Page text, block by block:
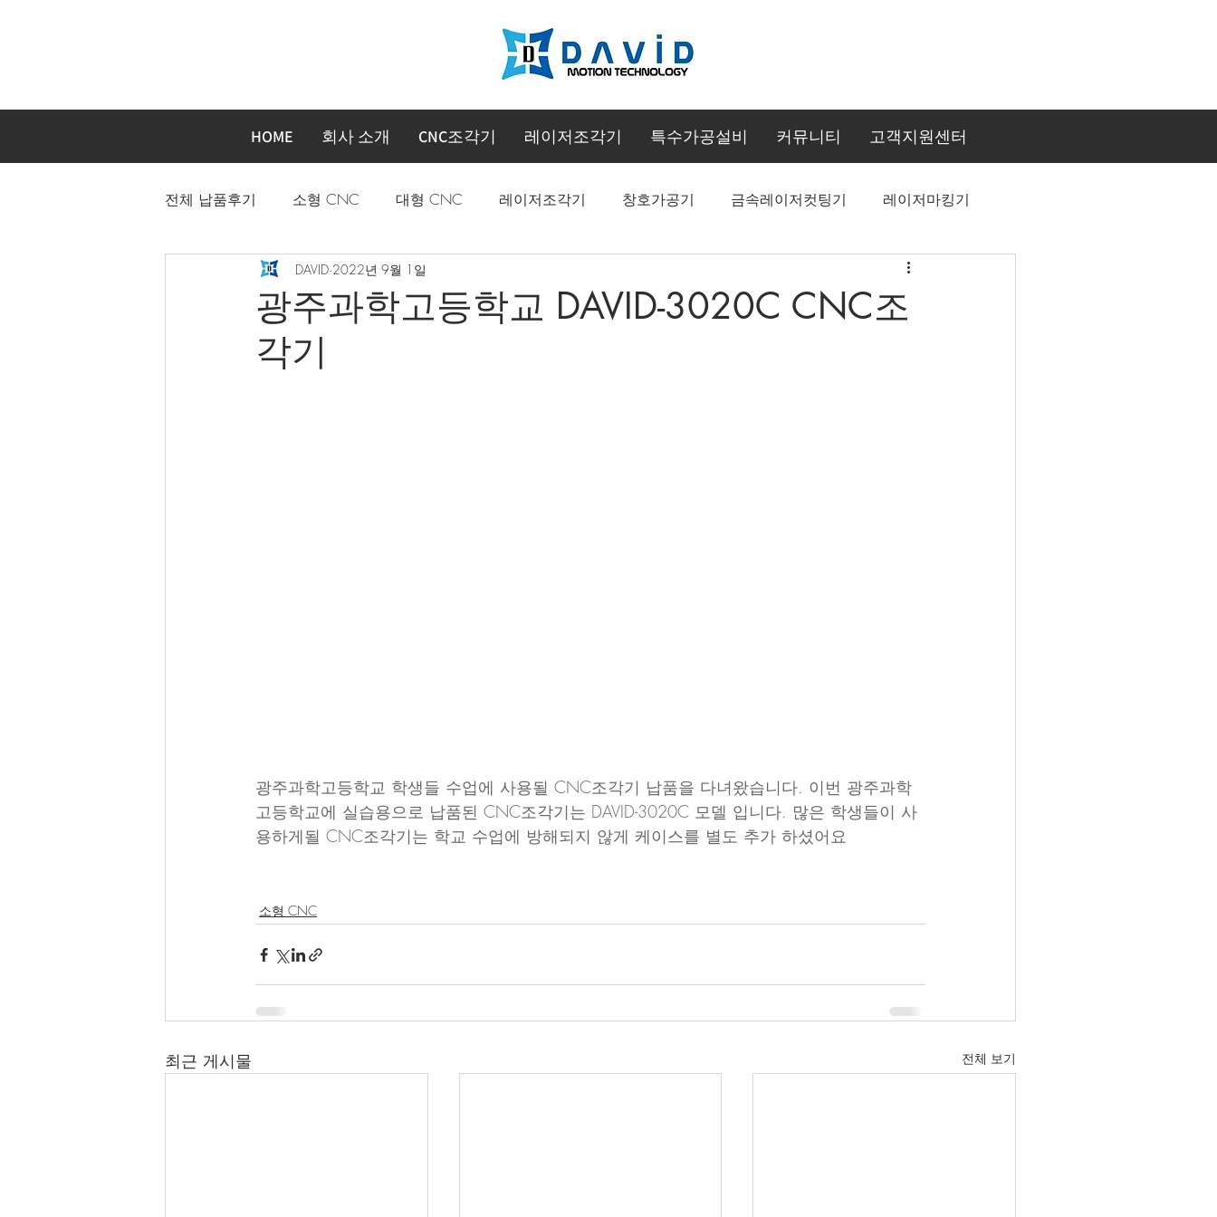
HOME 회사 소개 CNC조각기 레이저조각기 특수가공설비 커뮤니티 고객지원센터
전체 납품후기 소형 CNC 대형 CNC 레이저조각기 창호가공기 금속레이저컷팅기 레이저마킹기
자동화장비 주문제작기계 CNC 머시닝센터
광주과학고등학교 DAVID-3020C CNC조
각기
DAVID 2022년 9월 1일
광주과학고등학교 학생들 수업에 사용될 CNC조각기 납품을 다녀왔습니다. 이번 광주과학
고등학교에 실습용으로 납품된 CNC조각기는 DAVID-3020C 모델 입니다. 많은 학생들이 사
용하게될 CNC조각기는 학교 수업에 방해되지 않게 케이스를 별도 추가 하셨어요
소형 CNC
최근 게시물 전체 보기